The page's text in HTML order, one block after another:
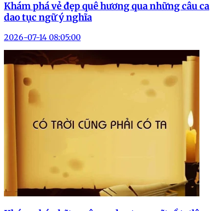
Khám phá vẻ đẹp quê hương qua những câu ca
dao tục ngữ ý nghĩa
2026-07-14 08:05:00